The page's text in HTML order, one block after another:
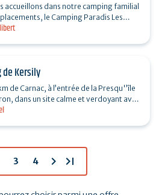
accueillons dans notre camping familial
le Camping Paradis Les
1er avril au 10 octobre. Notre site
de Kersily
de Carnac, à l’entrée de la Presqu'’île
dans un site calme et verdoyant avec
à la plage de Sainte…
3 4 chevron_right last_page